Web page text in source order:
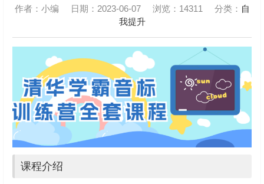
作者：小编 日期：2023-06-07 浏览：14311 分类： 自
我提升
课程介绍